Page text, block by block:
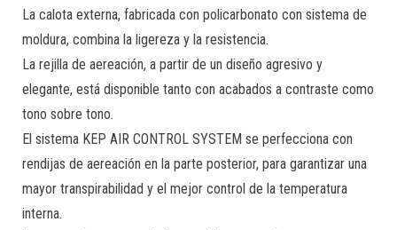
La calota externa, fabricada con policarbonato con sistema de
moldura, combina la ligereza y la resistencia.
La rejilla de aereación, a partir de un diseño agresivo y
elegante, está disponible tanto con acabados a contraste como
tono sobre tono.
El sistema KEP AIR CONTROL SYSTEM se perfecciona con
rendijas de aereación en la parte posterior, para garantizar una
mayor transpirabilidad y el mejor control de la temperatura
interna.